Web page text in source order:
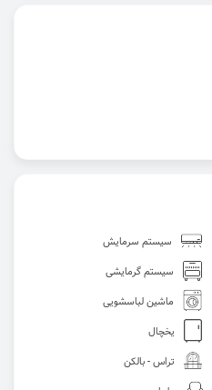
سیستم سرمایش
سیستم گرمایشی
ماشین لباسشویی
یخچال
تراس - بالکن